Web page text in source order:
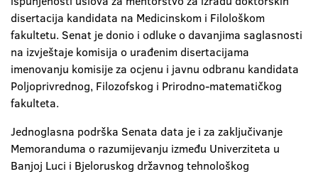
disertacija kandidata na Medicinskom i Filološkom
fakultetu. Senat je donio i odluke o davanjima saglasnosti
na izvještaje komisija o urađenim disertacijama
imenovanju komisije za ocjenu i javnu odbranu kandidata
Poljoprivrednog, Filozofskog i Prirodno-matematičkog
fakulteta.
Jednoglasna podrška Senata data je i za zaključivanje
Memoranduma o razumijevanju između Univerziteta u
Banjoj Luci i Bjeloruskog državnog tehnološkog